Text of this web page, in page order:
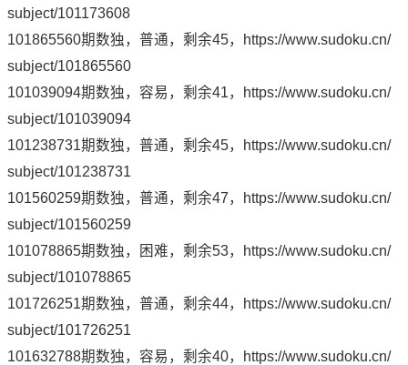
subject/101173608
101865560期数独，普通，剩余45，
https://www.sudoku.cn/
subject/101865560
101039094期数独，容易，剩余41，
https://www.sudoku.cn/
subject/101039094
101238731期数独，普通，剩余45，
https://www.sudoku.cn/
subject/101238731
101560259期数独，普通，剩余47，
https://www.sudoku.cn/
subject/101560259
101078865期数独，困难，剩余53，
https://www.sudoku.cn/
subject/101078865
101726251期数独，普通，剩余44，
https://www.sudoku.cn/
subject/101726251
101632788期数独，容易，剩余40，
https://www.sudoku.cn/